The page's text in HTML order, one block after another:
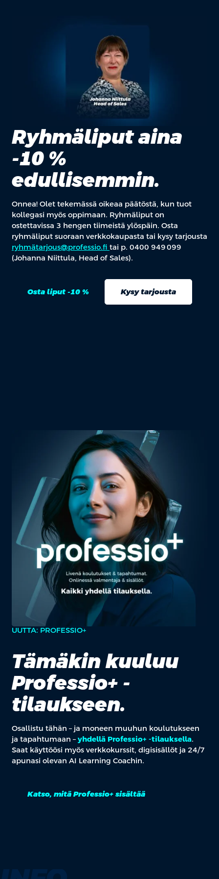
Ryhmäliput aina
-10 %
edullisemmin.
Onnea! Olet tekemässä oikeaa päätöstä, kun tuot
kollegasi myös oppimaan. Ryhmäliput on
ostettavissa 3 hengen tiimeistä ylöspäin. Osta
ryhmäliput suoraan verkkokaupasta tai kysy tarjousta
ryhmätarjous@professio.fi tai p. 0400 949 099
(Johanna Niittula, Head of Sales).
Osta liput -10 % Kysy tarjousta
UUTTA: PROFESSIO+
Tämäkin kuuluu
Professio+ -
tilaukseen.
Osallistu tähän – ja moneen muuhun koulutukseen
ja tapahtumaan – yhdellä Professio+ -tilauksella.
Saat käyttöösi myös verkkokurssit, digisisällöt ja 24/7
apunasi olevan AI Learning Coachin.
Katso, mitä Professio+ sisältää